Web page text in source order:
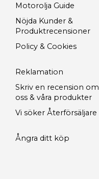
Motorolja Guide
Nöjda Kunder &
Produktrecensioner
Policy & Cookies
Reklamation
Skriv en recension om
oss & våra produkter
Vi söker Återförsäljare
Ångra ditt köp